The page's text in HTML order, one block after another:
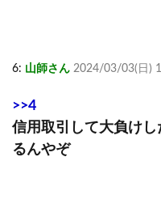
6: 山師さん 2024/03/03(日)
>>4
信用取引して大負け
るんやぞ